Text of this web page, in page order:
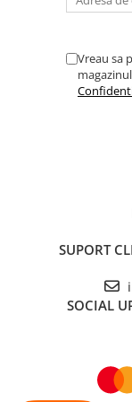
Vreau sa
SUPORT
SOCIAL